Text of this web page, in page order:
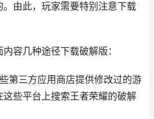
由此，玩家需要特别注意下载
容几种途径下载破解版：
第三方应用商店提供修改过的游
些平台上搜索王者荣耀的破解